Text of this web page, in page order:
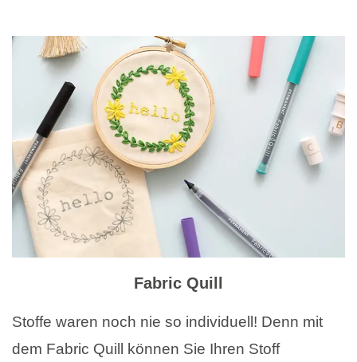
Fabric Quill
Stoffe waren noch nie so individuell! Denn mit
dem Fabric Quill können Sie Ihren Stoff